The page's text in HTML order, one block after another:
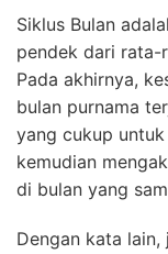
Siklus Bulan
pendek dari rata-
Pada akhirnya,
bulan purnama
yang cukup
kemudian
di bulan yang
Dengan kata